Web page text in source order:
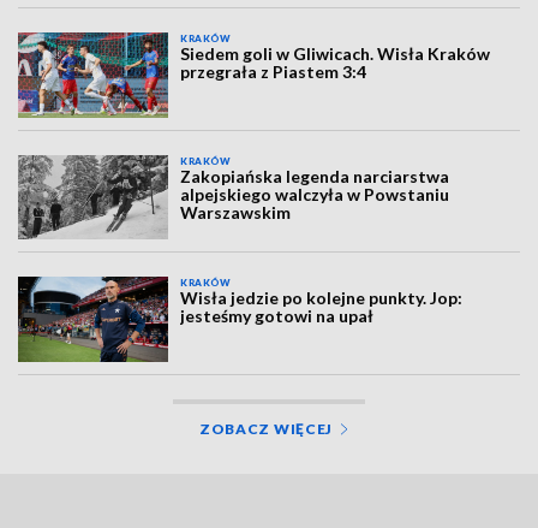
KRAKÓW
Siedem goli w Gliwicach. Wisła Kraków
przegrała z Piastem 3:4
KRAKÓW
Zakopiańska legenda narciarstwa
alpejskiego walczyła w Powstaniu
Warszawskim
KRAKÓW
Wisła jedzie po kolejne punkty. Jop:
jesteśmy gotowi na upał
ZOBACZ WIĘCEJ